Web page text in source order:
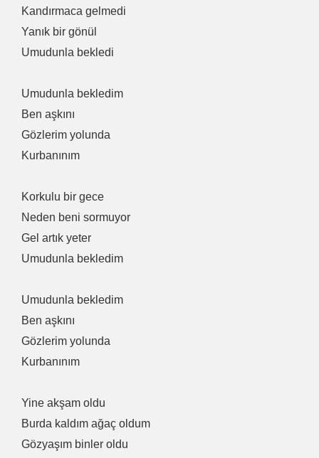
Kandırmaca gelmedi
Yanık bir gönül
Umudunla bekledi
Umudunla bekledim
Ben aşkını
Gözlerim yolunda
Kurbanınım
Korkulu bir gece
Neden beni sormuyor
Gel artık yeter
Umudunla bekledim
Umudunla bekledim
Ben aşkını
Gözlerim yolunda
Kurbanınım
Yine akşam oldu
Burda kaldım ağaç oldum
Gözyaşım binler oldu